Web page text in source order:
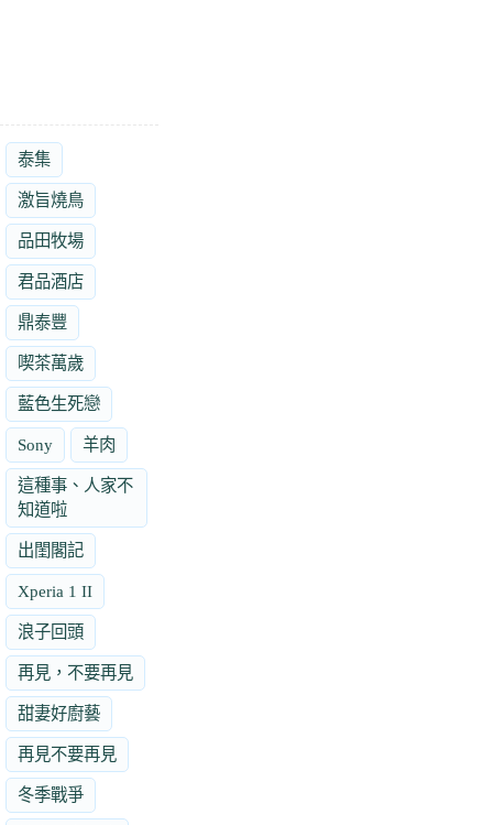
泰集
激旨燒鳥
品田牧場
君品酒店
鼎泰豐
喫茶萬歲
藍色生死戀
Sony 羊肉
這種事、人家不
知道啦
出閨閣記
Xperia 1 II
浪子回頭
再見，不要再見
甜妻好廚藝
再見不要再見
冬季戰爭